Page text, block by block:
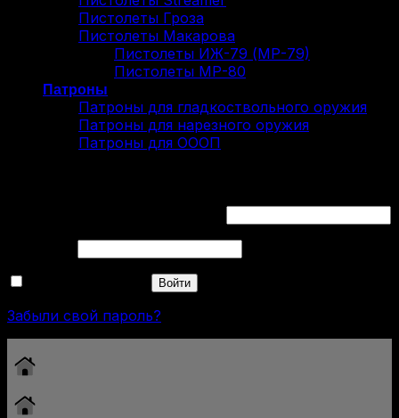
Пистолеты Гроза
Пистолеты Макарова
Пистолеты ИЖ-79 (МР-79)
Пистолеты МР-80
Патроны
Патроны для гладкоствольного оружия
Патроны для нарезного оружия
Патроны для ОООП
Обязательно
Обязательно
Войти
Забыли свой пароль?